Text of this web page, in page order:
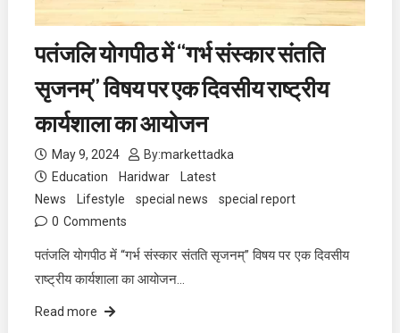
पतंजलि योगपीठ में “गर्भ संस्कार संतति
सृजनम्” विषय पर एक दिवसीय राष्ट्रीय
कार्यशाला का आयोजन
May 9, 2024 By:markettadka
Education
Haridwar
Latest
News
Lifestyle special news
special report
0 Comments
पतंजलि योगपीठ में “गर्भ संस्कार संतति सृजनम्” विषय पर एक दिवसीय
राष्ट्रीय कार्यशाला का आयोजन…
Read more